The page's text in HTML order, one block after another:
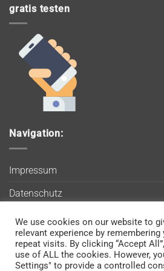
gratis testen
Navigation:
Impressum
Datenschutz
AGB
Blog
Kontakt
We use cookies on our website to
relevant experience by remembering
repeat visits. By clicking “Accept
use of ALL the cookies. However,
Settings" to provide a controlled
Wir verwenden Cookies, um
unserer Website die bestmögliche
Sie diese Website weiterhin nutzen,